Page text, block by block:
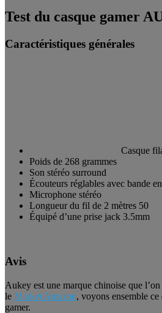
Test du casque gamer
Caractéristiques générales
Casque
Poids de 268 grammes
Son stéréo surround
Écouteurs réglables avec bande
Microphone stéréo
Longueur du fil de 2 mètres 50
Équipé d’une prise jack 3.5mm
Avis
Aukey est une marque chinoise que
le Market Amazon, voyons ensemble
gamer.